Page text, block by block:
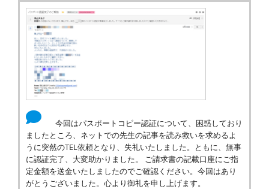
今回はパスポートコピー認証について、困惑しており
ましたところ、ネットでの先生の記事を読み救いを求めるよ
うに突然のTEL依頼となり、失礼いたしました。ともに、無事
に認証完了、大変助かりました。 ご請求書の記載口座にご指
定金額を送金いたしましたのでご確認ください。今回はあり
がとうございました。心より御礼を申し上げます。